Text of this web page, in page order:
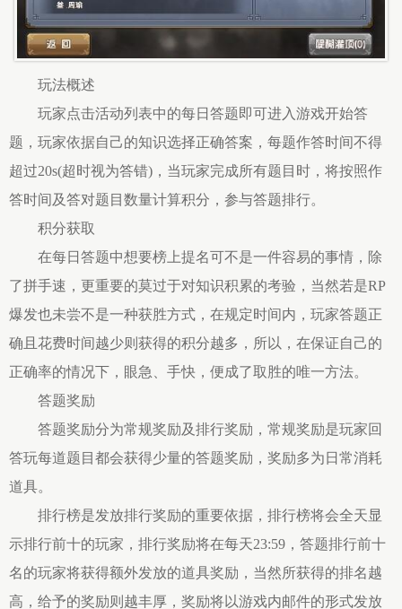
玩法概述
玩家点击活动列表中的每日答题即可进入游戏开始答
题，玩家依据自己的知识选择正确答案，每题作答时间不得
超过20s(超时视为答错)，当玩家完成所有题目时，将按照作
答时间及答对题目数量计算积分，参与答题排行。
积分获取
在每日答题中想要榜上提名可不是一件容易的事情，除
了拼手速，更重要的莫过于对知识积累的考验，当然若是RP
爆发也未尝不是一种获胜方式，在规定时间内，玩家答题正
确且花费时间越少则获得的积分越多，所以，在保证自己的
正确率的情况下，眼急、手快，便成了取胜的唯一方法。
答题奖励
答题奖励分为常规奖励及排行奖励，常规奖励是玩家回
答玩每道题目都会获得少量的答题奖励，奖励多为日常消耗
道具。
排行榜是发放排行奖励的重要依据，排行榜将会全天显
示排行前十的玩家，排行奖励将在每天23:59，答题排行前十
名的玩家将获得额外发放的道具奖励，当然所获得的排名越
高，给予的奖励则越丰厚，奖励将以游戏内邮件的形式发放